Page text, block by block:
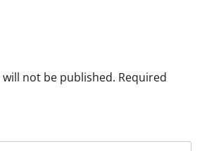
not be published. Required